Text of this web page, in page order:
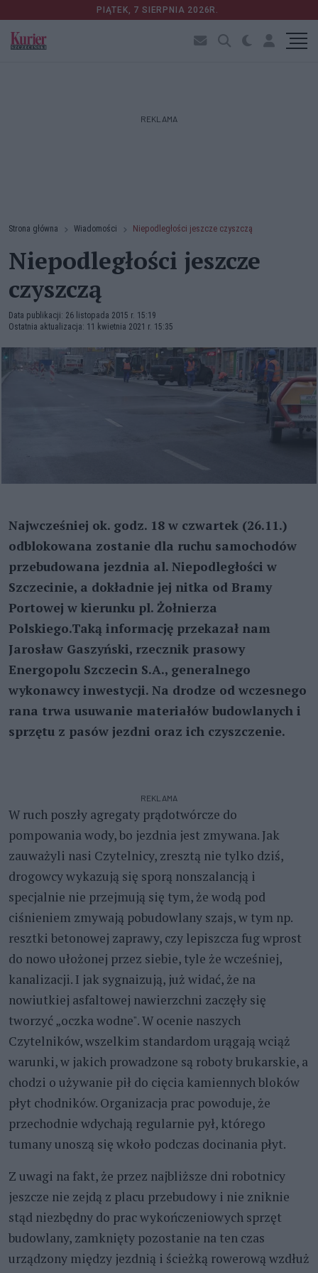
PIĄTEK, 7 SIERPNIA 2026R.
REKLAMA
Strona główna Wiadomości Niepodległości jeszcze czyszczą
Niepodległości jeszcze
czyszczą
Data publikacji: 26 listopada 2015 r. 15:19
Ostatnia aktualizacja: 11 kwietnia 2021 r. 15:35
Najwcześniej ok. godz. 18 w czwartek (26.11.)
odblokowana zostanie dla ruchu samochodów
przebudowana jezdnia al. Niepodległości w
Szczecinie, a dokładnie jej nitka od Bramy
Portowej w kierunku pl. Żołnierza
Polskiego.Taką informację przekazał nam
Jarosław Gaszyński, rzecznik prasowy
Energopolu Szczecin S.A., generalnego
wykonawcy inwestycji. Na drodze od wczesnego
rana trwa usuwanie materiałów budowlanych i
sprzętu z pasów jezdni oraz ich czyszczenie.
REKLAMA
W ruch poszły agregaty prądotwórcze do
pompowania wody, bo jezdnia jest zmywana. Jak
zauważyli nasi Czytelnicy, zresztą nie tylko dziś,
drogowcy wykazują się sporą nonszalancją i
specjalnie nie przejmują się tym, że wodą pod
ciśnieniem zmywają pobudowlany szajs, w tym np.
resztki betonowej zaprawy, czy lepiszcza fug wprost
do nowo ułożonej przez siebie, tyle że wcześniej,
kanalizacji. I jak sygnaizują, już widać, że na
nowiutkiej asfaltowej nawierzchni zaczęły się
tworzyć „oczka wodne". W ocenie naszych
Czytelników, wszelkim standardom urągają wciąż
warunki, w jakich prowadzone są roboty brukarskie, a
chodzi o używanie pił do cięcia kamiennych bloków
płyt chodników. Organizacja prac powoduje, że
przechodnie wdychają regularnie pył, którego
tumany unoszą się wkoło podczas docinania płyt.
Z uwagi na fakt, że przez najbliższe dni robotnicy
jeszcze nie zejdą z placu przebudowy i nie zniknie
stąd niezbędny do prac wykończeniowych sprzęt
budowlany, zamknięty pozostanie na ten czas
urządzony między jezdnią i ścieżką rowerową wzdłuż